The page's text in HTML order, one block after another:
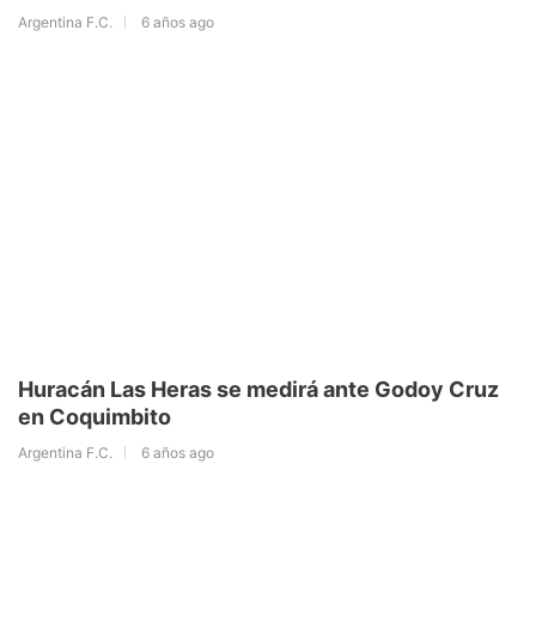
Argentina F.C. 6 años ago
Huracán Las Heras se medirá ante Godoy Cruz
en Coquimbito
Argentina F.C. 6 años ago